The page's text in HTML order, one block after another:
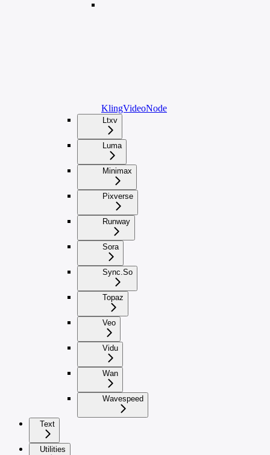
KlingVideoNode
Ltxv
Luma
Minimax
Pixverse
Runway
Sora
Sync.So
Topaz
Veo
Vidu
Wan
Wavespeed
Text
Utilities